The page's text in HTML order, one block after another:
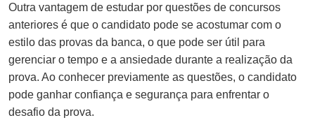
Outra vantagem de estudar por questões de concursos
anteriores é que o candidato pode se acostumar com o
estilo das provas da banca, o que pode ser útil para
gerenciar o tempo e a ansiedade durante a realização da
prova. Ao conhecer previamente as questões, o candidato
pode ganhar confiança e segurança para enfrentar o
desafio da prova.